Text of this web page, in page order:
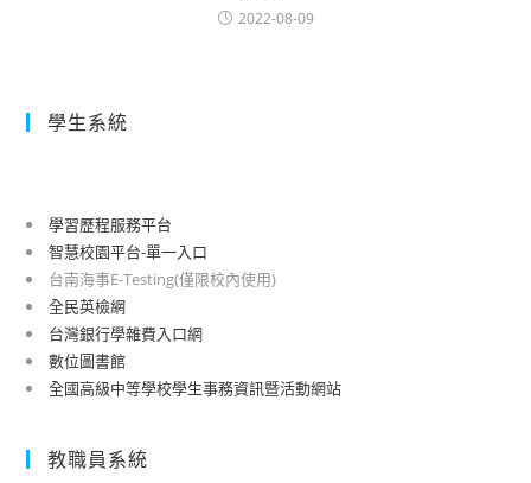
2022-08-09
學生系統
學習歷程服務平台
智慧校園平台-單一入口
台南海事E-Testing(僅限校內使用)
全民英檢網
台灣銀行學雜費入口網
數位圖書館
全國高級中等學校學生事務資訊暨活動網站
教職員系統